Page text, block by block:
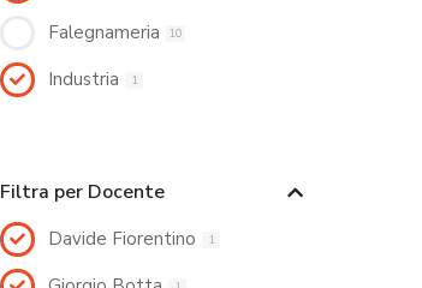
Falegnameria 10
Industria 1
Filtra per Docente
Davide Fiorentino 1